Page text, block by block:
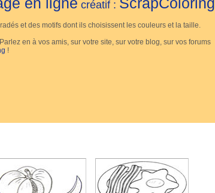
créatif :
et des motifs dont ils choisissent les couleurs et la taille.
. Parlez en à vos amis, sur votre site, sur votre blog, sur vos forums
!